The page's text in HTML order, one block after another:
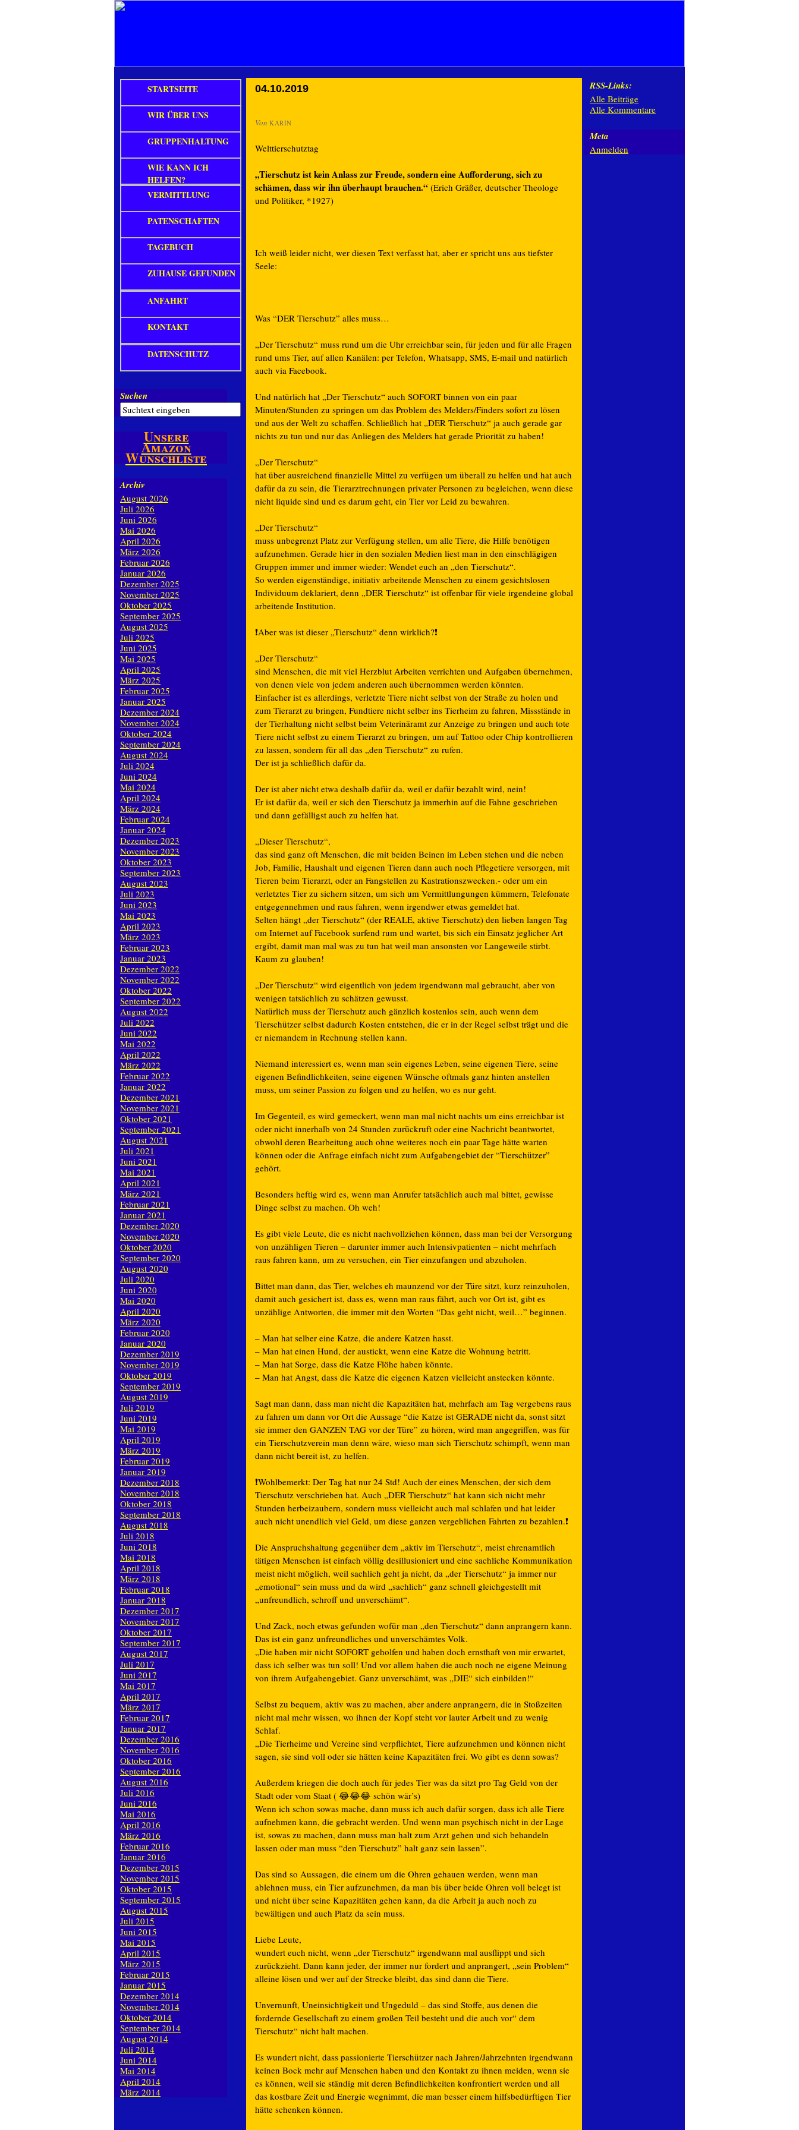
04.10.2019
Von KARIN
Welttierschutztag
„Tierschutz ist kein Anlass zur Freude, sondern eine Aufforderung, sich zu
schämen, dass wir ihn überhaupt brauchen.“ (Erich Gräßer, deutscher Theologe
und Politiker, *1927)
Ich weiß leider nicht, wer diesen Text verfasst hat, aber er spricht uns aus tiefster
Seele:
Was “DER Tierschutz” alles muss…
„Der Tierschutz“ muss rund um die Uhr erreichbar sein, für jeden und für alle Fragen
rund ums Tier, auf allen Kanälen: per Telefon, Whatsapp, SMS, E-mail und natürlich
auch via Facebook.
Und natürlich hat „Der Tierschutz“ auch SOFORT binnen von ein paar
Minuten/Stunden zu springen um das Problem des Melders/Finders sofort zu lösen
und aus der Welt zu schaffen. Schließlich hat „DER Tierschutz“ ja auch gerade gar
nichts zu tun und nur das Anliegen des Melders hat gerade Priorität zu haben!
„Der Tierschutz“
hat über ausreichend finanzielle Mittel zu verfügen um überall zu helfen und hat auch
dafür da zu sein, die Tierarztrechnungen privater Personen zu begleichen, wenn diese
nicht liquide sind und es darum geht, ein Tier vor Leid zu bewahren.
„Der Tierschutz“
muss unbegrenzt Platz zur Verfügung stellen, um alle Tiere, die Hilfe benötigen
aufzunehmen. Gerade hier in den sozialen Medien liest man in den einschlägigen
Gruppen immer und immer wieder: Wendet euch an „den Tierschutz“.
So werden eigenständige, initiativ arbeitende Menschen zu einem gesichtslosen
Individuum deklariert, denn „DER Tierschutz“ ist offenbar für viele irgendeine global
arbeitende Institution.
❗️Aber was ist dieser „Tierschutz“ denn wirklich?❗️
„Der Tierschutz“
sind Menschen, die mit viel Herzblut Arbeiten verrichten und Aufgaben übernehmen,
von denen viele von jedem anderen auch übernommen werden könnten.
Einfacher ist es allerdings, verletzte Tiere nicht selbst von der Straße zu holen und
zum Tierarzt zu bringen, Fundtiere nicht selber ins Tierheim zu fahren, Missstände in
der Tierhaltung nicht selbst beim Veterinäramt zur Anzeige zu bringen und auch tote
Tiere nicht selbst zu einem Tierarzt zu bringen, um auf Tattoo oder Chip kontrollieren
zu lassen, sondern für all das „den Tierschutz“ zu rufen.
Der ist ja schließlich dafür da.
Der ist aber nicht etwa deshalb dafür da, weil er dafür bezahlt wird, nein!
Er ist dafür da, weil er sich den Tierschutz ja immerhin auf die Fahne geschrieben
und dann gefälligst auch zu helfen hat.
„Dieser Tierschutz“,
das sind ganz oft Menschen, die mit beiden Beinen im Leben stehen und die neben
Job, Familie, Haushalt und eigenen Tieren dann auch noch Pflegetiere versorgen, mit
Tieren beim Tierarzt, oder an Fangstellen zu Kastrationszwecken.- oder um ein
verletztes Tier zu sichern sitzen, um sich um Vermittlungungen kümmern, Telefonate
entgegennehmen und raus fahren, wenn irgendwer etwas gemeldet hat.
Selten hängt „der Tierschutz“ (der REALE, aktive Tierschutz) den lieben langen Tag
om Internet auf Facebook surfend rum und wartet, bis sich ein Einsatz jeglicher Art
ergibt, damit man mal was zu tun hat weil man ansonsten vor Langeweile stirbt.
Kaum zu glauben!
„Der Tierschutz“ wird eigentlich von jedem irgendwann mal gebraucht, aber von
wenigen tatsächlich zu schätzen gewusst.
Natürlich muss der Tierschutz auch gänzlich kostenlos sein, auch wenn dem
Tierschützer selbst dadurch Kosten entstehen, die er in der Regel selbst trägt und die
er niemandem in Rechnung stellen kann.
Niemand interessiert es, wenn man sein eigenes Leben, seine eigenen Tiere, seine
eigenen Befindlichkeiten, seine eigenen Wünsche oftmals ganz hinten anstellen
muss, um seiner Passion zu folgen und zu helfen, wo es nur geht.
Im Gegenteil, es wird gemeckert, wenn man mal nicht nachts um eins erreichbar ist
oder nicht innerhalb von 24 Stunden zurückruft oder eine Nachricht beantwortet,
obwohl deren Bearbeitung auch ohne weiteres noch ein paar Tage hätte warten
können oder die Anfrage einfach nicht zum Aufgabengebiet der “Tierschützer”
gehört.
Besonders heftig wird es, wenn man Anrufer tatsächlich auch mal bittet, gewisse
Dinge selbst zu machen. Oh weh!
Es gibt viele Leute, die es nicht nachvollziehen können, dass man bei der Versorgung
von unzähligen Tieren – darunter immer auch Intensivpatienten – nicht mehrfach
raus fahren kann, um zu versuchen, ein Tier einzufangen und abzuholen.
Bittet man dann, das Tier, welches eh maunzend vor der Türe sitzt, kurz reinzuholen,
damit auch gesichert ist, dass es, wenn man raus fährt, auch vor Ort ist, gibt es
unzählige Antworten, die immer mit den Worten “Das geht nicht, weil…” beginnen.
– Man hat selber eine Katze, die andere Katzen hasst.
– Man hat einen Hund, der austickt, wenn eine Katze die Wohnung betritt.
– Man hat Sorge, dass die Katze Flöhe haben könnte.
– Man hat Angst, dass die Katze die eigenen Katzen vielleicht anstecken könnte.
Sagt man dann, dass man nicht die Kapazitäten hat, mehrfach am Tag vergebens raus
zu fahren um dann vor Ort die Aussage “die Katze ist GERADE nicht da, sonst sitzt
sie immer den GANZEN TAG vor der Türe” zu hören, wird man angegriffen, was für
ein Tierschutzverein man denn wäre, wieso man sich Tierschutz schimpft, wenn man
dann nicht bereit ist, zu helfen.
❗️Wohlbemerkt: Der Tag hat nur 24 Std! Auch der eines Menschen, der sich dem
Tierschutz verschrieben hat. Auch „DER Tierschutz“ hat kann sich nicht mehr
Stunden herbeizaubern, sondern muss vielleicht auch mal schlafen und hat leider
auch nicht unendlich viel Geld, um diese ganzen vergeblichen Fahrten zu bezahlen.❗️
Die Anspruchshaltung gegenüber dem „aktiv im Tierschutz“, meist ehrenamtlich
tätigen Menschen ist einfach völlig desillusioniert und eine sachliche Kommunikation
meist nicht möglich, weil sachlich geht ja nicht, da „der Tierschutz“ ja immer nur
„emotional“ sein muss und da wird „sachlich“ ganz schnell gleichgestellt mit
„unfreundlich, schroff und unverschämt“.
Und Zack, noch etwas gefunden wofür man „den Tierschutz“ dann anprangern kann.
Das ist ein ganz unfreundliches und unverschämtes Volk.
„Die haben mir nicht SOFORT geholfen und haben doch ernsthaft von mir erwartet,
dass ich selber was tun soll! Und vor allem haben die auch noch ne eigene Meinung
von ihrem Aufgabengebiet. Ganz unverschämt, was „DIE“ sich einbilden!“
Selbst zu bequem, aktiv was zu machen, aber andere anprangern, die in Stoßzeiten
nicht mal mehr wissen, wo ihnen der Kopf steht vor lauter Arbeit und zu wenig
Schlaf.
„Die Tierheime und Vereine sind verpflichtet, Tiere aufzunehmen und können nicht
sagen, sie sind voll oder sie hätten keine Kapazitäten frei. Wo gibt es denn sowas?
Außerdem kriegen die doch auch für jedes Tier was da sitzt pro Tag Geld von der
Stadt oder vom Staat ( 😂😂😂 schön wär’s)
Wenn ich schon sowas mache, dann muss ich auch dafür sorgen, dass ich alle Tiere
aufnehmen kann, die gebracht werden. Und wenn man psychisch nicht in der Lage
ist, sowas zu machen, dann muss man halt zum Arzt gehen und sich behandeln
lassen oder man muss “den Tierschutz” halt ganz sein lassen”.
Das sind so Aussagen, die einem um die Ohren gehauen werden, wenn man
ablehnen muss, ein Tier aufzunehmen, da man bis über beide Ohren voll belegt ist
und nicht über seine Kapazitäten gehen kann, da die Arbeit ja auch noch zu
bewältigen und auch Platz da sein muss.
Liebe Leute,
wundert euch nicht, wenn „der Tierschutz“ irgendwann mal ausflippt und sich
zurückzieht. Dann kann jeder, der immer nur fordert und anprangert, „sein Problem“
alleine lösen und wer auf der Strecke bleibt, das sind dann die Tiere.
Unvernunft, Uneinsichtigkeit und Ungeduld – das sind Stoffe, aus denen die
fordernde Gesellschaft zu einem großen Teil besteht und die auch vor“ dem
Tierschutz“ nicht halt machen.
Es wundert nicht, dass passionierte Tierschützer nach Jahren/Jahrzehnten irgendwann
keinen Bock mehr auf Menschen haben und den Kontakt zu ihnen meiden, wenn sie
es können, weil sie ständig mit deren Befindlichkeiten konfrontiert werden und all
das kostbare Zeit und Energie wegnimmt, die man besser einem hilfsbedürftigen Tier
hätte schenken können.
STARTSEITE
WIR ÜBER UNS
GRUPPENHALTUNG
WIE KANN ICH
HELFEN?
VERMITTLUNG
PATENSCHAFTEN
TAGEBUCH
ZUHAUSE GEFUNDEN
ANFAHRT
KONTAKT
DATENSCHUTZ
Suchen
Unsere
Amazon
Wunschliste
Archiv
August 2026
Juli 2026
Juni 2026
Mai 2026
April 2026
März 2026
Februar 2026
Januar 2026
Dezember 2025
November 2025
Oktober 2025
September 2025
August 2025
Juli 2025
Juni 2025
Mai 2025
April 2025
März 2025
Februar 2025
Januar 2025
Dezember 2024
November 2024
Oktober 2024
September 2024
August 2024
Juli 2024
Juni 2024
Mai 2024
April 2024
März 2024
Februar 2024
Januar 2024
Dezember 2023
November 2023
Oktober 2023
September 2023
August 2023
Juli 2023
Juni 2023
Mai 2023
April 2023
März 2023
Februar 2023
Januar 2023
Dezember 2022
November 2022
Oktober 2022
September 2022
August 2022
Juli 2022
Juni 2022
Mai 2022
April 2022
März 2022
Februar 2022
Januar 2022
Dezember 2021
November 2021
Oktober 2021
September 2021
August 2021
Juli 2021
Juni 2021
Mai 2021
April 2021
März 2021
Februar 2021
Januar 2021
Dezember 2020
November 2020
Oktober 2020
September 2020
August 2020
Juli 2020
Juni 2020
Mai 2020
April 2020
März 2020
Februar 2020
Januar 2020
Dezember 2019
November 2019
Oktober 2019
September 2019
August 2019
Juli 2019
Juni 2019
Mai 2019
April 2019
März 2019
Februar 2019
Januar 2019
Dezember 2018
November 2018
Oktober 2018
September 2018
August 2018
Juli 2018
Juni 2018
Mai 2018
April 2018
März 2018
Februar 2018
Januar 2018
Dezember 2017
November 2017
Oktober 2017
September 2017
August 2017
Juli 2017
Juni 2017
Mai 2017
April 2017
März 2017
Februar 2017
Januar 2017
Dezember 2016
November 2016
Oktober 2016
September 2016
August 2016
Juli 2016
Juni 2016
Mai 2016
April 2016
März 2016
Februar 2016
Januar 2016
Dezember 2015
November 2015
Oktober 2015
September 2015
August 2015
Juli 2015
Juni 2015
Mai 2015
April 2015
März 2015
Februar 2015
Januar 2015
Dezember 2014
November 2014
Oktober 2014
September 2014
August 2014
Juli 2014
Juni 2014
Mai 2014
April 2014
März 2014
RSS-Links:
Alle Beiträge
Alle Kommentare
Meta
Anmelden